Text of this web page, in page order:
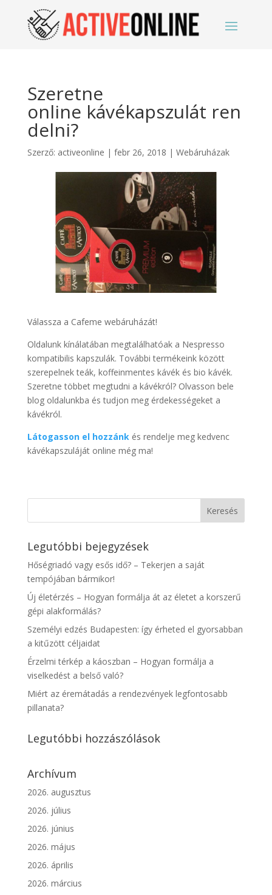
Szeretne
online kávékapszulát ren
delni?
Szerző: activeonline | febr 26, 2018 | Webáruházak
Válassza a Cafeme webáruházát!
Oldalunk kínálatában megtalálhatóak a Nespresso
kompatibilis kapszulák. További termékeink között
szerepelnek teák, koffeinmentes kávék és bio kávék.
Szeretne többet megtudni a kávékról? Olvasson bele
blog oldalunkba és tudjon meg érdekességeket a
kávékról.
Látogasson el hozzánkés rendelje meg kedvenc
kávékapszuláját online még ma!
Legutóbbi bejegyzések
Hőségriadó vagy esős idő? – Tekerjen a saját
tempójában bármikor!
Új életérzés – Hogyan formálja át az életet a korszerű
gépi alakformálás?
Személyi edzés Budapesten: így érheted el gyorsabban
a kitűzött céljaidat
Érzelmi térkép a káoszban – Hogyan formálja a
viselkedést a belső való?
Miért az éremátadás a rendezvények legfontosabb
pillanata?
Legutóbbi hozzászólások
Archívum
2026. augusztus
2026. július
2026. június
2026. május
2026. április
2026. március